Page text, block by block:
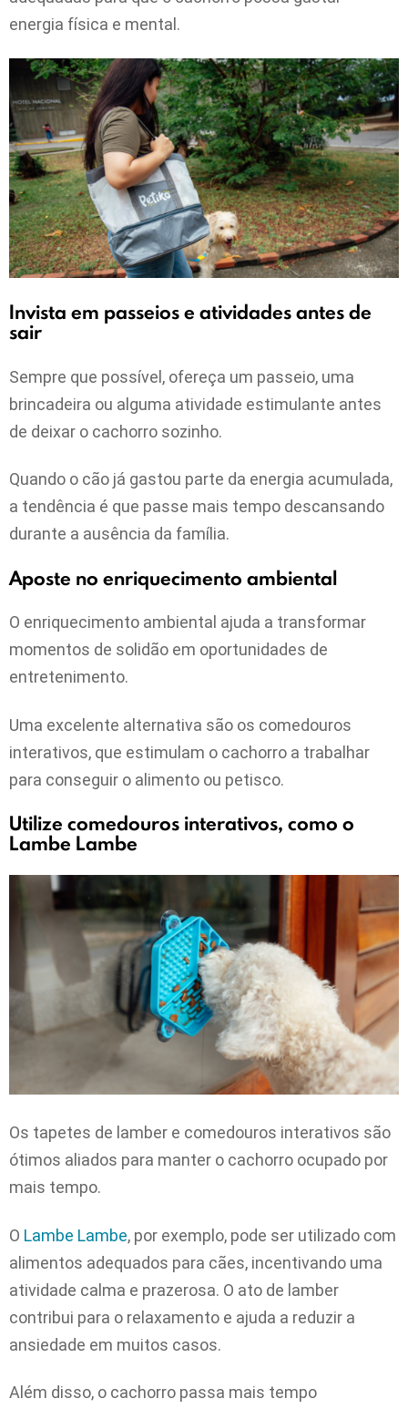
energia física e mental.
Invista em passeios e atividades antes de
sair
Sempre que possível, ofereça um passeio, uma
brincadeira ou alguma atividade estimulante antes
de deixar o cachorro sozinho.
Quando o cão já gastou parte da energia acumulada,
a tendência é que passe mais tempo descansando
durante a ausência da família.
Aposte no enriquecimento ambiental
O enriquecimento ambiental ajuda a transformar
momentos de solidão em oportunidades de
entretenimento.
Uma excelente alternativa são os comedouros
interativos, que estimulam o cachorro a trabalhar
para conseguir o alimento ou petisco.
Utilize comedouros interativos, como o
Lambe Lambe
Os tapetes de lamber e comedouros interativos são
ótimos aliados para manter o cachorro ocupado por
mais tempo.
O Lambe Lambe, por exemplo, pode ser utilizado com
alimentos adequados para cães, incentivando uma
atividade calma e prazerosa. O ato de lamber
contribui para o relaxamento e ajuda a reduzir a
ansiedade em muitos casos.
Além disso, o cachorro passa mais tempo